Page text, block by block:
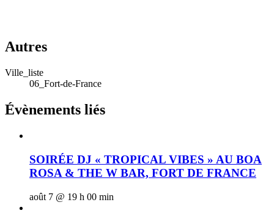
Autres
Ville_liste
06_Fort-de-France
Évènements liés
SOIRÉE DJ « TROPICAL VIBES » AU BOA
ROSA & THE W BAR, FORT DE FRANCE
août 7 @ 19 h 00 min